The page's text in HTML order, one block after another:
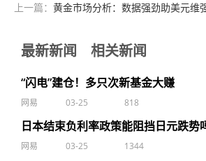
上一篇： 黄金市场分析：数据强劲助美元维
最新新闻 相关新闻
“闪电”建仓！多只次新基金大赚
网易 03-25 818
日本结束负利率政策能阻挡日元跌势
网易 03-25 1344